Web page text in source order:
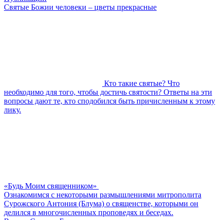
Святые Божии человеки – цветы прекрасные
Кто такие святые? Что
необходимо для того, чтобы достичь святости? Ответы на эти
вопросы дают те, кто сподобился быть причисленным к этому
лику.
«Будь Моим священником»
Ознакомимся с некоторыми размышлениями митрополита
Сурожского Антония (Блума) о священстве, которыми он
делился в многочисленных проповедях и беседах.